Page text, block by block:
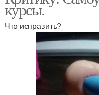
курсы.
Что исправить?